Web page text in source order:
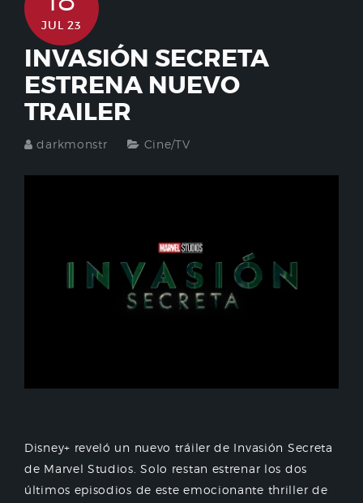
JUL 23
INVASIÓN SECRETA
ESTRENA NUEVO
TRAILER
darkmonstr Cine/TV
Disney+ reveló un nuevo tráiler de Invasión Secreta
de Marvel Studios. Solo restan estrenar los dos
últimos episodios de este emocionante thriller de